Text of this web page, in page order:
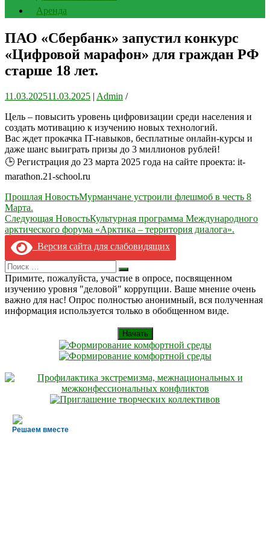
Аренда
ПАО «Сбербанк» запустил конкурс
«Цифровой марафон» для граждан РФ
старше 18 лет.
11.03.202511.03.2025 | Admin /
Цель – повысить уровень цифровизации среди населения и
создать мотивацию к изучению новых технологий.
Вас ждет прокачка IT-навыков, бесплатные онлайн-курсы и
даже шанс выиграть призы до 3 миллионов рублей!
🕒 Регистрация до 23 марта 2025 года на сайте проекта: it-
marathon.21-school.ru
Навигация
по
записям
Прошлая НовостьМурманчане устроили флешмоб в честь 8
Марта.
Следующая НовостьКультурная программа Международного
арктического форума «Арктика – территория диалога».
Версия сайта для слабовидящих
Search
for:
Искать
Примите, пожалуйста, участие в опросе, посвященном
изучению уровня "деловой" коррупции. Ваше мнение очень
важно для нас! Опрос полностью анонимный, вся полученная
информация используется только в обобщенном виде.
Начать
Решаем вместе